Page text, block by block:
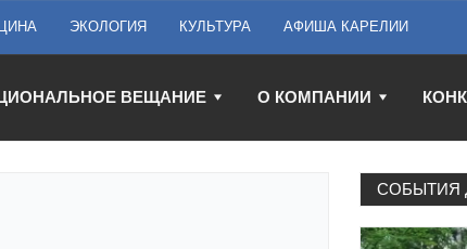
ЭКОЛОГИЯ КУЛЬТУРА АФИША КАРЕЛИИ
ВЕЩАНИЕ О КОМПАНИИ
СОБЫТИЯ